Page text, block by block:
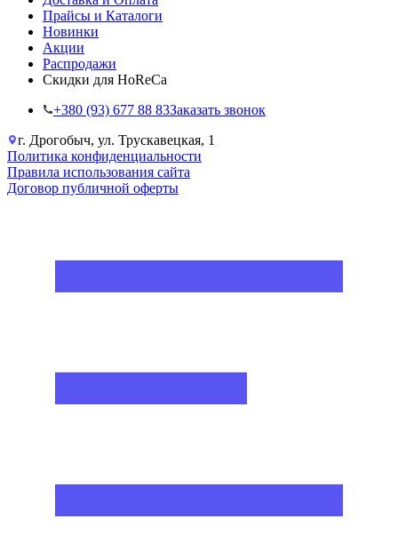
Прайсы и Каталоги
Новинки
Акции
Распродажи
Скидки для HoReCa
+38‎0 (93) 677 88 83Заказать звонок
г. Дрогобыч, ул. Трускавецкая, 1
Политика конфиденциальности
Правила использования сайта
Договор публичной оферты